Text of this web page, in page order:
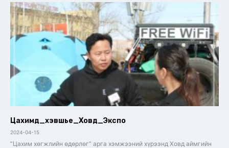
Цахимд_хэвшье_Ховд_Экспо
2024-04-15
“Цахим хөгжлийн өдөрлөг” арга хэмжээний хүрээнд Ховд аймгийн